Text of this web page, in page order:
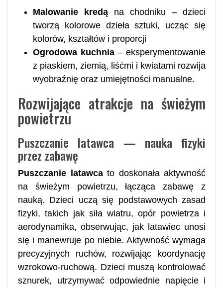
Malowanie kredą na chodniku – dzieci
tworzą kolorowe dzieła sztuki, ucząc się
kolorów, kształtów i proporcji
Ogrodowa kuchnia– eksperymentowanie
z piaskiem, ziemią, liśćmi i kwiatami rozwija
wyobraźnię oraz umiejętności manualne.
Rozwijające atrakcje na świeżym
powietrzu
Puszczanie latawca — nauka fizyki
przez zabawę
Puszczanie latawcato doskonała aktywność
na świeżym powietrzu, łącząca zabawę z
nauką. Dzieci uczą się podstawowych zasad
fizyki, takich jak siła wiatru, opór powietrza i
aerodynamika, obserwując, jak latawiec unosi
się i manewruje po niebie. Aktywność wymaga
precyzyjnych ruchów, rozwijając koordynację
wzrokowo-ruchową. Dzieci muszą kontrolować
sznurek, utrzymywać odpowiednie napięcie i